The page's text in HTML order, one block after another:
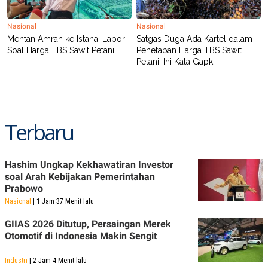
Nasional
Mentan Amran ke Istana, Lapor
Soal Harga TBS Sawit Petani
Nasional
Satgas Duga Ada Kartel dalam
Penetapan Harga TBS Sawit
Petani, Ini Kata Gapki
Terbaru
Hashim Ungkap Kekhawatiran Investor
soal Arah Kebijakan Pemerintahan
Prabowo
Nasional | 1 Jam 37 Menit lalu
GIIAS 2026 Ditutup, Persaingan Merek
Otomotif di Indonesia Makin Sengit
Industri | 2 Jam 4 Menit lalu